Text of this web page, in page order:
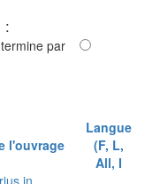
:
par
l'ouvrage
Langue
(F, L,
All, I
in